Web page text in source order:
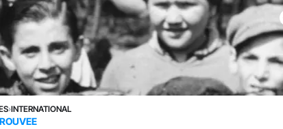
›INTERNATIONAL